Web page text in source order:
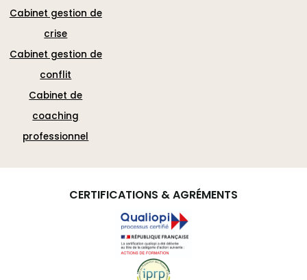
Cabinet gestion de
crise
Cabinet gestion de
conflit
Cabinet de
coaching
professionnel
CERTIFICATIONS & AGRÉMENTS